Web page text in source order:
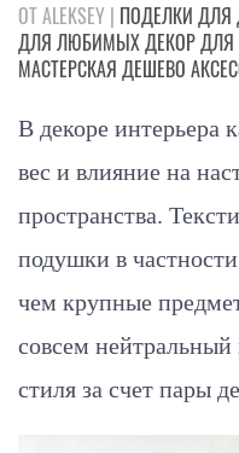
ОТ ALEKSEY | ПОДЕЛКИ ДЛЯ
ДЛЯ ЛЮБИМЫХДЕКОРДЛЯ
МАСТЕРСКАЯ ДЕШЕВО
В декоре интерьера
вес и влияние на
пространства.
подушки в
чем крупные
совсем
стиля за счет пары